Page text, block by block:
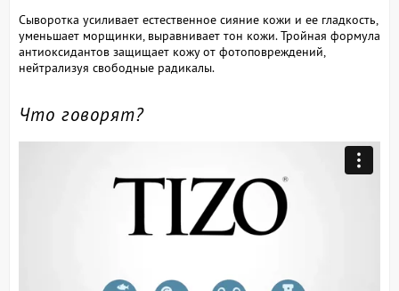
Сыворотка усиливает естественное сияние кожи и ее гладкость,
уменьшает морщинки, выравнивает тон кожи. Тройная формула
антиоксидантов защищает кожу от фотоповреждений,
нейтрализуя свободные радикалы.
Что говорят?